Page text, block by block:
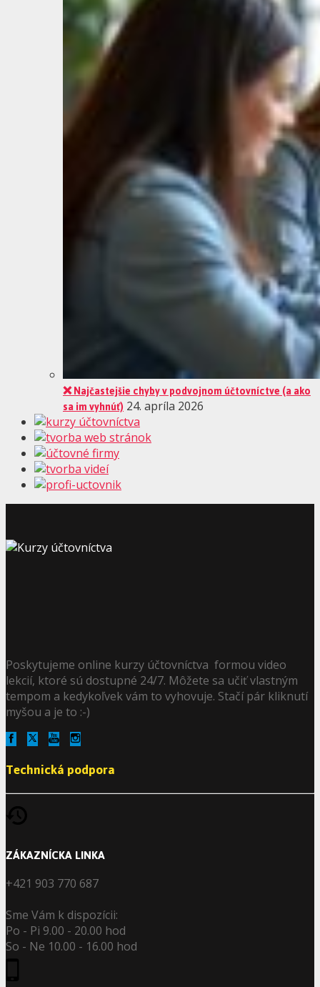
❌ Najčastejšie chyby v podvojnom účtovníctve (a ako
sa im vyhnúť) 24. apríla 2026
Poskytujeme online kurzy účtovníctva formou video
lekcií, ktoré sú dostupné 24/7. Môžete sa učiť vlastným
tempom a kedykoľvek vám to vyhovuje. Stačí pár kliknutí
myšou a je to :-)
Technická podpora
ZÁKAZNÍCKA LINKA
+421 903 770 687
Sme Vám k dispozícii:
Po - Pi 9.00 - 20.00 hod
So - Ne 10.00 - 16.00 hod